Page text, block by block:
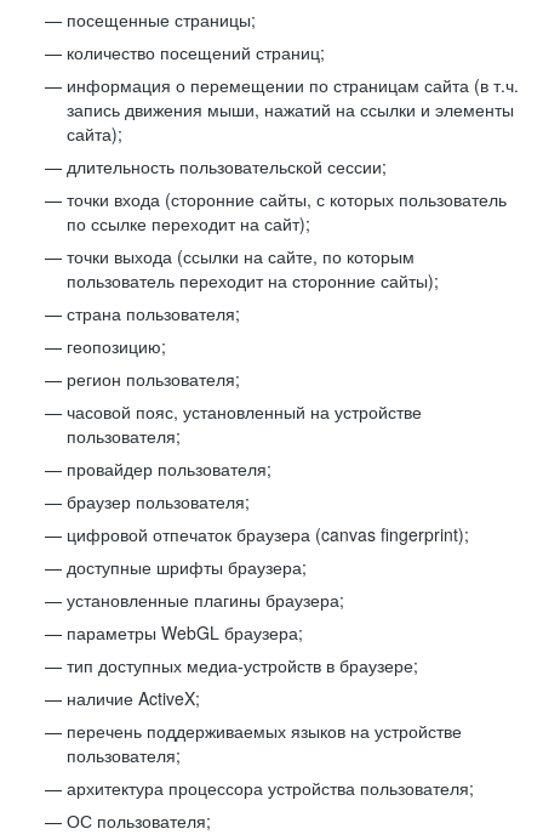
посещенные страницы;
количество посещений страниц;
информация о перемещении по страницам сайта (в т.ч.
запись движения мыши, нажатий на ссылки и элементы
сайта);
длительность пользовательской сессии;
точки входа (сторонние сайты, с которых пользователь
по ссылке переходит на сайт);
точки выхода (ссылки на сайте, по которым
пользователь переходит на сторонние сайты);
страна пользователя;
геопозицию;
регион пользователя;
часовой пояс, установленный на устройстве
пользователя;
провайдер пользователя;
браузер пользователя;
цифровой отпечаток браузера (canvas fingerprint);
доступные шрифты браузера;
установленные плагины браузера;
параметры WebGL браузера;
тип доступных медиа-устройств в браузере;
наличие ActiveX;
перечень поддерживаемых языков на устройстве
пользователя;
архитектура процессора устройства пользователя;
ОС пользователя;